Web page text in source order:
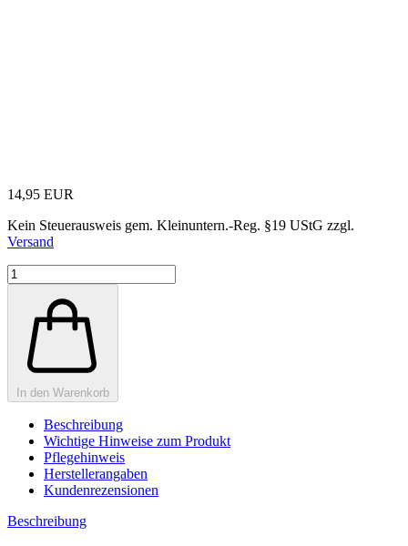
14,95 EUR
Kein Steuerausweis gem. Kleinuntern.-Reg. §19 UStG zzgl.
Versand
In den Warenkorb
Beschreibung
Wichtige Hinweise zum Produkt
Pflegehinweis
Herstellerangaben
Kundenrezensionen
Beschreibung